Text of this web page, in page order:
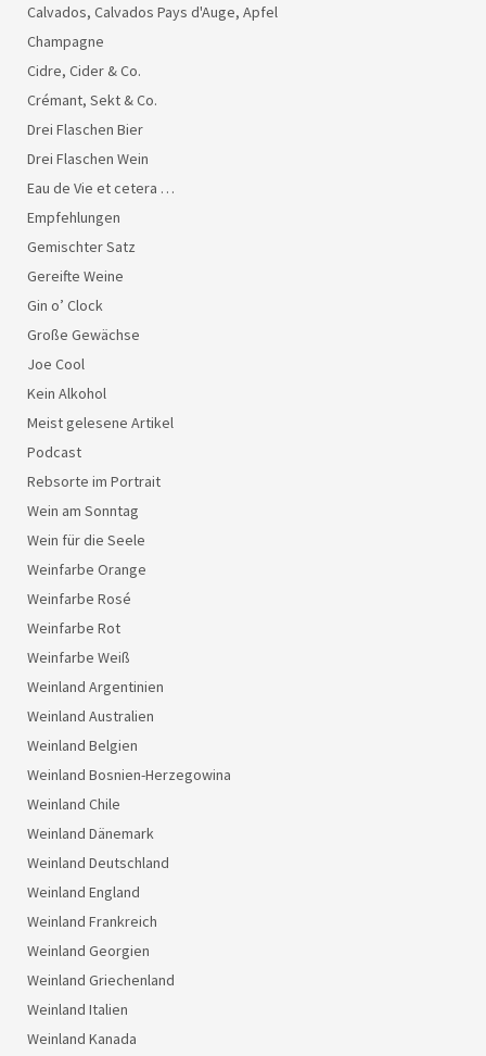
Calvados, Calvados Pays d'Auge, Apfel
Champagne
Cidre, Cider & Co.
Crémant, Sekt & Co.
Drei Flaschen Bier
Drei Flaschen Wein
Eau de Vie et cetera …
Empfehlungen
Gemischter Satz
Gereifte Weine
Gin o’ Clock
Große Gewächse
Joe Cool
Kein Alkohol
Meist gelesene Artikel
Podcast
Rebsorte im Portrait
Wein am Sonntag
Wein für die Seele
Weinfarbe Orange
Weinfarbe Rosé
Weinfarbe Rot
Weinfarbe Weiß
Weinland Argentinien
Weinland Australien
Weinland Belgien
Weinland Bosnien-Herzegowina
Weinland Chile
Weinland Dänemark
Weinland Deutschland
Weinland England
Weinland Frankreich
Weinland Georgien
Weinland Griechenland
Weinland Italien
Weinland Kanada